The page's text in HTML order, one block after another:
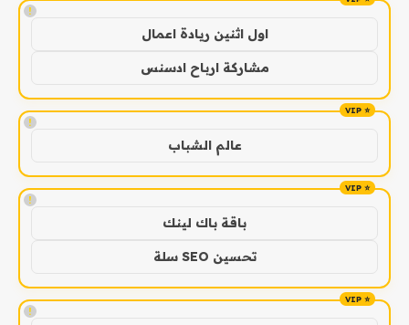
!
اول اثنين ريادة اعمال
مشاركة ارباح ادسنس
!
عالم الشباب
!
باقة باك لينك
تحسين SEO سلة
!